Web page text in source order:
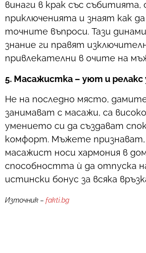
винаги в крак със събитията,
приключенията и знаят как
точните въпроси. Тази
знание ги правят
привлекателни в очите на
5. Масажистка – уют и релакс
Не на последно място,
занимават с масажи, са
умението си да създават
комфорт. Мъжете
масажист носи хармония в
способността ѝ да отпуска
истински бонус за всяка
Източник – fakti.bg